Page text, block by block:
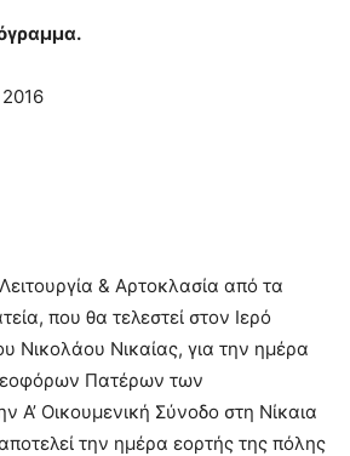
2016
& Αρτοκλασία από τα
που θα τελεστεί στον Ιερό
Νικολάου Νικαίας, για την ημέρα
Πατέρων των
Α’ Οικουμενική Σύνοδο στη Νίκαια
την ημέρα εορτής της πόλης